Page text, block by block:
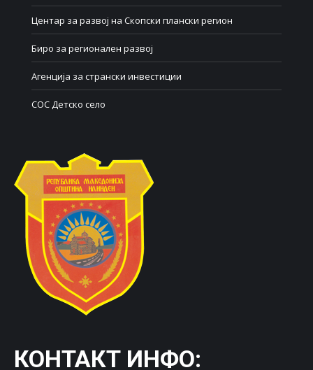
Центар за развој на Скопски плански регион
Биро за регионален развој
Агенција за странски инвестиции
СОС Детско село
КОНТАКТ ИНФО: